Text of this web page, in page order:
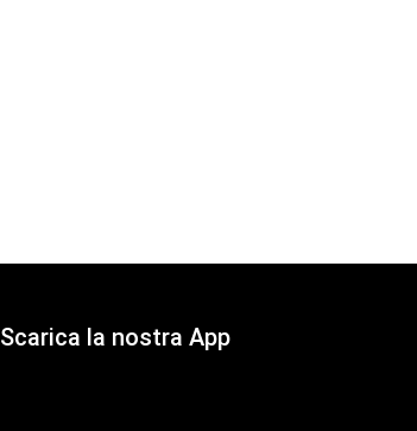
Scarica la nostra App